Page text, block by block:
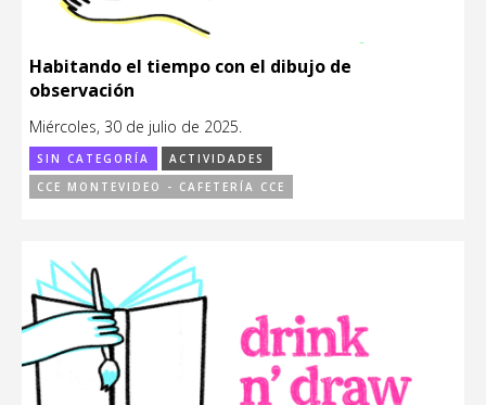
Habitando el tiempo con el dibujo de
observación
Miércoles, 30 de julio de 2025.
SIN CATEGORÍA
ACTIVIDADES
CCE MONTEVIDEO - CAFETERÍA CCE